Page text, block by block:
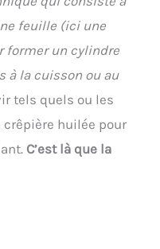
feuille (ici une
former un cylindre
à la cuisson ou au
tels quels ou les
crêpière huilée pour
C’est là que la